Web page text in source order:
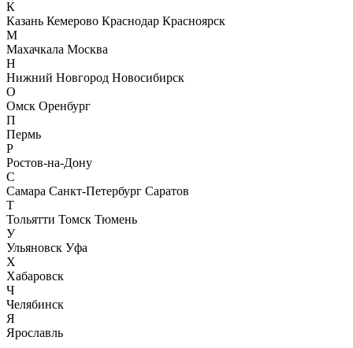
К
Казань Кемерово Краснодар Красноярск
М
Махачкала Москва
Н
Нижний Новгород Новосибирск
О
Омск Оренбург
П
Пермь
Р
Ростов-на-Дону
С
Самара Санкт-Петербург Саратов
Т
Тольятти Томск Тюмень
У
Ульяновск Уфа
Х
Хабаровск
Ч
Челябинск
Я
Ярославль